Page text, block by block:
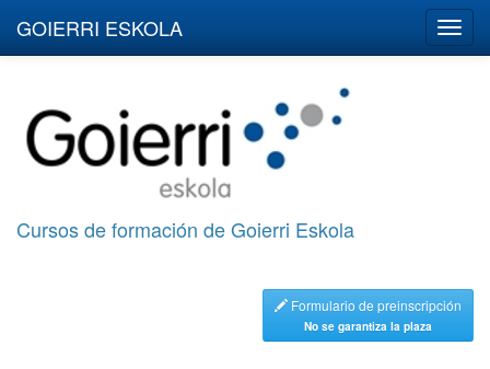
GOIERRI ESKOLA
Cursos de formación de Goierri Eskola
Formulario de preinscripción
No se garantiza la plaza